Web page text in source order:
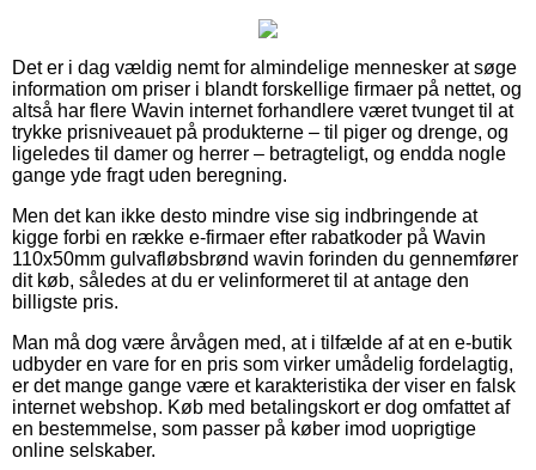
Det er i dag vældig nemt for almindelige mennesker at søge
information om priser i blandt forskellige firmaer på nettet, og
altså har flere Wavin internet forhandlere været tvunget til at
trykke prisniveauet på produkterne – til piger og drenge, og
ligeledes til damer og herrer – betragteligt, og endda nogle
gange yde fragt uden beregning.
Men det kan ikke desto mindre vise sig indbringende at
kigge forbi en række e-firmaer efter rabatkoder på Wavin
110x50mm gulvafløbsbrønd wavin forinden du gennemfører
dit køb, således at du er velinformeret til at antage den
billigste pris.
Man må dog være årvågen med, at i tilfælde af at en e-butik
udbyder en vare for en pris som virker umådelig fordelagtig,
er det mange gange være et karakteristika der viser en falsk
internet webshop. Køb med betalingskort er dog omfattet af
en bestemmelse, som passer på køber imod uoprigtige
online selskaber.